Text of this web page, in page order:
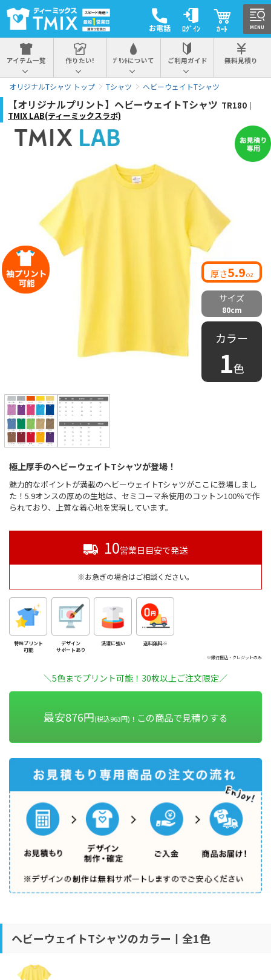
お電話 ﾛｸﾞｲﾝ ｶｰﾄ
アイテム一覧 作りたい! ﾌﾟﾘﾝﾄについて ご利用ガイド 無料見積り
オリジナルTシャツ トップ Tシャツ ヘビーウェイトTシャツ
【オリジナルプリント】ヘビーウェイトTシャツ TR180｜
TMIX LAB(ティーミックスラボ)
厚さ5.9oz
サイズ
80cm
カラー
1色
極上厚手のヘビーウェイトTシャツが登場！
魅力的なポイントが満載のヘビーウェイトTシャツがここに登場しまし
た！5.9オンスの厚めの生地は、セミコーマ糸使用のコットン100％で作
られており、上質な着心地を実現しています。
10営業日目安で発送
※お急ぎの場合はご相談ください。
特殊プリント
可能
デザイン
サポートあり
洗濯に強い 送料無料※
※銀行振込・クレジットのみ
＼5色までプリント可能！30枚以上ご注文限定／
最安876円(税込963円)！ この商品で見積りする
ヘビーウェイトTシャツのカラー丨全1色
MENU